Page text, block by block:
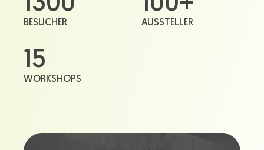
BESUCHER AUSSTELLER
15
WORKSHOPS